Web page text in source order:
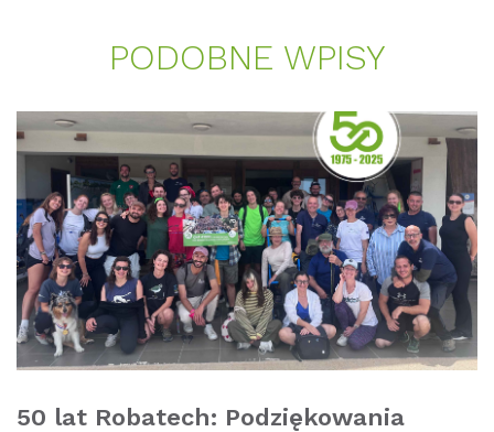
PO­D­OB­NE WPI­SY
50 lat Robatech: Podziękowania